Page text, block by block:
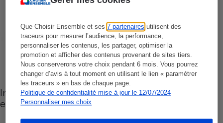
Que Choisir Ensemble et ses7 partenaires utilisent des
traceurs pour mesurer l’audience, la performance,
personnaliser les contenus, les partager, optimiser la
promotion et afficher des contenus provenant de sites tiers.
Nous conserverons votre choix pendant 6 mois. Vous pourrez
changer d’avis à tout moment en utilisant le lien « paramétrer
les traceurs » en bas de chaque page.
Politique de confidentialité mise à jour le 12/07/2024
Personnaliser mes choix
Investissements en hôtellerie - Maranatha placé
en redressement judiciaire